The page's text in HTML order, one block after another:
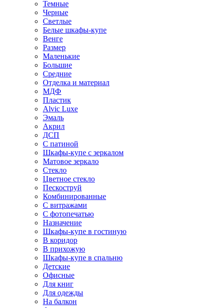
Темные
Черные
Светлые
Белые шкафы-купе
Венге
Размер
Маленькие
Большие
Средние
Отделка и материал
МДФ
Пластик
Alvic Luxe
Эмаль
Акрил
ДСП
С патиной
Шкафы-купе с зеркалом
Матовое зеркало
Стекло
Цветное стекло
Пескоструй
Комбинированные
С витражами
С фотопечатью
Назначение
Шкафы-купе в гостиную
В коридор
В прихожую
Шкафы-купе в спальню
Детские
Офисные
Для книг
Для одежды
На балкон